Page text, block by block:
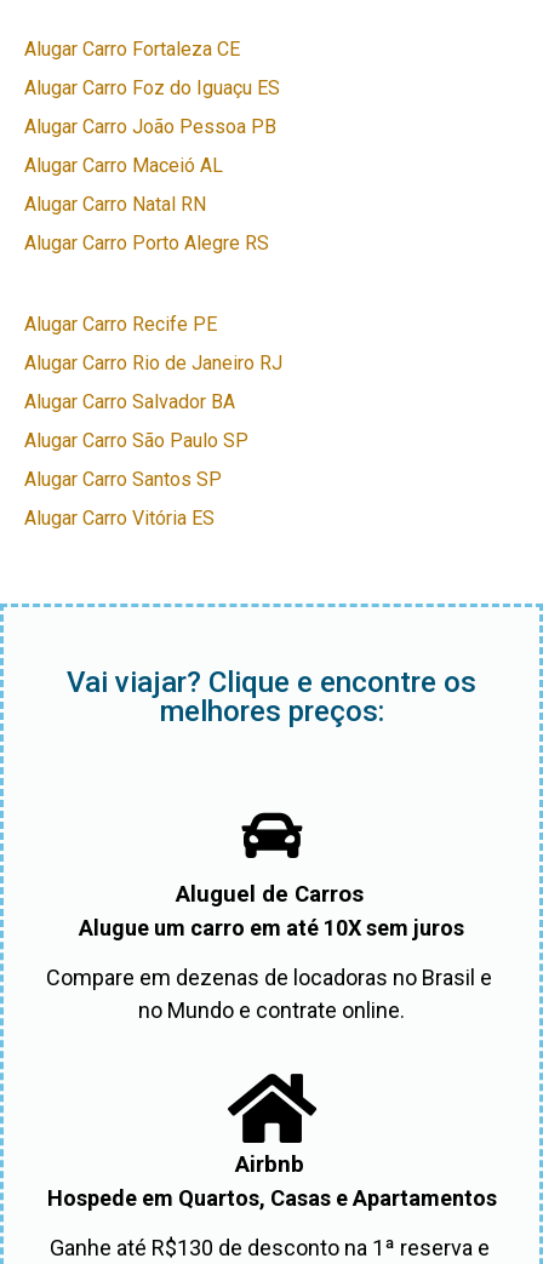
Alugar Carro Fortaleza CE
Alugar Carro Foz do Iguaçu ES
Alugar Carro João Pessoa PB
Alugar Carro Maceió AL
Alugar Carro Natal RN
Alugar Carro Porto Alegre RS
Alugar Carro Recife PE
Alugar Carro Rio de Janeiro RJ
Alugar Carro Salvador BA
Alugar Carro São Paulo SP
Alugar Carro Santos SP
Alugar Carro Vitória ES
Vai viajar? Clique e encontre os
melhores preços:
Aluguel de Carros
Alugue um carro em até 10X sem juros
Compare em dezenas de locadoras no Brasil e
no Mundo e contrate online.
Airbnb
Hospede em Quartos, Casas e Apartamentos
Ganhe até R$130 de desconto na 1ª reserva e